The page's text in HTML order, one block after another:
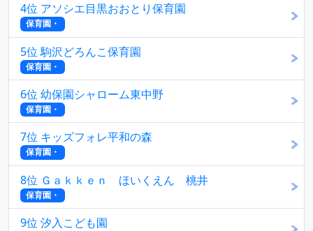
4位 アソシエ目黒おおとり保育園
保育園・
5位 駒沢どろんこ保育園
保育園・
6位 幼保園シャローム東中野
保育園・
7位 キッズフォレ平和の森
保育園・
8位 Ｇａｋｋｅｎ ほいくえん 桃井
保育園・
9位 汐入こども園